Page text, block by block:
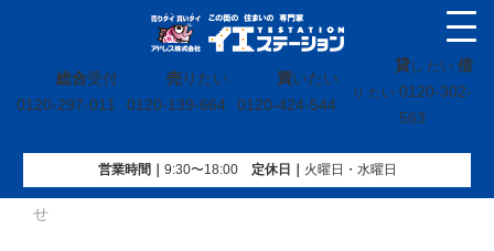
総合受付
0120-297-011
売りたい
0120-139-664
買いたい
0120-424-544
貸し たい 借
り たい 0120-302-
563
営業時間｜ 9:30〜18:00定休⽇｜ 火曜⽇・水曜⽇
イエステーション»投稿トップ»未分類»GW休業のお知ら
せ